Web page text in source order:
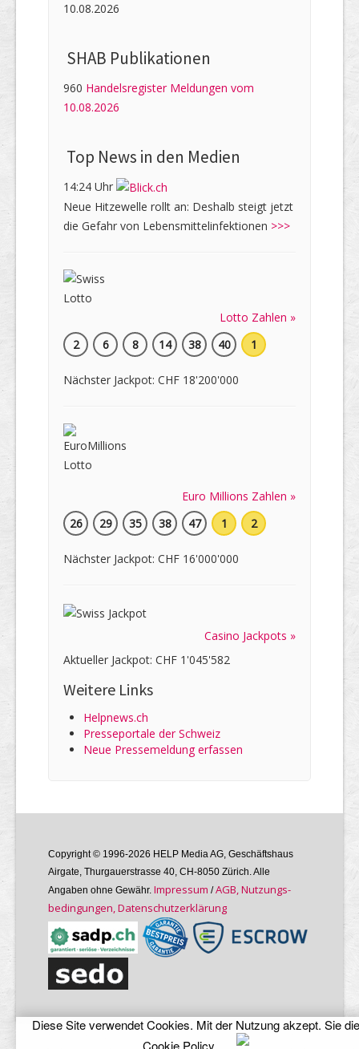
10.08.2026
SHAB Publi­kati­onen
960 Handelsregister Meldungen vom
10.08.2026
Top News in den Medien
14:24 Uhr
Neue Hitzewelle rollt an: Deshalb steigt jetzt
die Gefahr von Lebensmittelinfektionen >>>
Lotto Zahlen »
2
6 8 14 38 40 1
Nächster Jackpot: CHF 18'200'000
Euro Millions Zahlen »
26
29 35 38 47 1 2
Nächster Jackpot: CHF 16'000'000
Casino Jackpots »
Aktueller Jackpot: CHF 1'045'582
Weitere Links
Helpnews.ch
Presseportale der Schweiz
Neue Pressemeldung erfassen
Copyright © 1996-2026 HELP Media AG, Geschäftshaus
Airgate, Thurgauer­strasse 40, CH-8050 Zürich. Alle
Angaben ohne Gewähr. Im­pres­sum /AGB, Nutzungs­
bedin­gungen, Daten­schutz­er­klärung
Diese Site verwendet Cookies. Mit der Nutzung akzept. Sie die
Cookie Policy.